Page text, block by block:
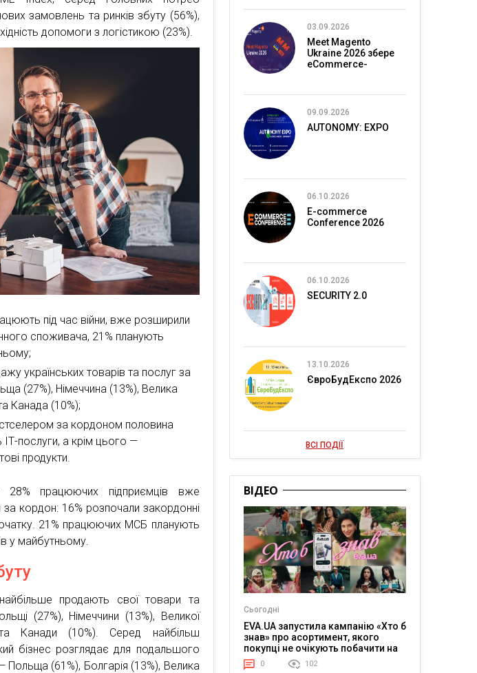
замовлень та ринків збуту (56%),
допомоги з логістикою (23%).
під час війни, вже розширили
споживача, 21% планують
українських товарів та послуг за
(27%), Німеччина (13%), Велика
Канада (10%);
за кордоном половина
послуги, а крім цього —
продукти.
28% працюючих підприємців вже
кордон: 16% розпочали закордонні
21% працюючих МСБ планують
у майбутньому.
найбільше продають свої товари та
(27%), Німеччини (13%), Великої
Канади (10%). Серед найбільш
бізнес розглядає для подальшого
Польща (61%), Болгарія (13%), Велика
03.09.2026
Meet Magento
Ukraine 2026 збере
eCommerce-
09.09.2026
AUTONOMY: EXPO
06.10.2026
E-commerce
Conference 2026
06.10.2026
SECURITY 2.0
13.10.2026
ЄвроБудЕкспо 2026
ВСІ ПОДІЇ
ВІДЕО
Сьогодні
EVA.UA запустила кампанію «Хто б
знав» про асортимент, якого
покупці не очікують побачити на
платформі
0 102